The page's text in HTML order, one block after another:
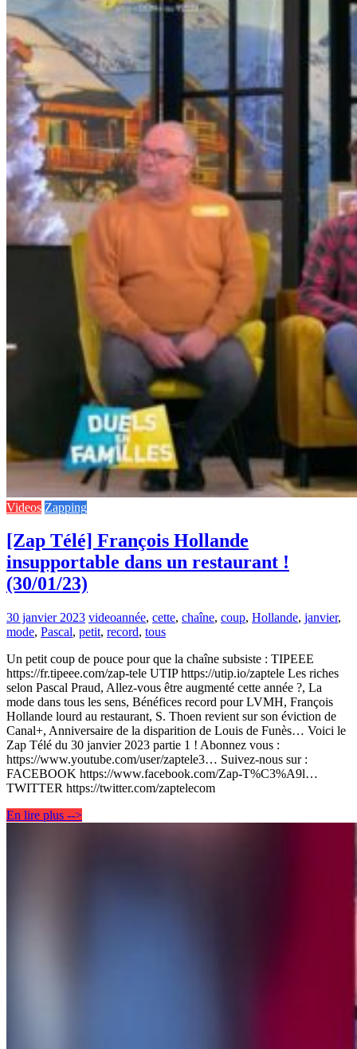
Videos Zapping
[Zap Télé] François Hollande
insupportable dans un restaurant !
(30/01/23)
30 janvier 2023 videoannée, cette, chaîne, coup, Hollande, janvier,
mode, Pascal, petit, record, tous
Un petit coup de pouce pour que la chaîne subsiste : TIPEEE
https://fr.tipeee.com/zap-tele UTIP https://utip.io/zaptele Les riches
selon Pascal Praud, Allez-vous être augmenté cette année ?, La
mode dans tous les sens, Bénéfices record pour LVMH, François
Hollande lourd au restaurant, S. Thoen revient sur son éviction de
Canal+, Anniversaire de la disparition de Louis de Funès… Voici le
Zap Télé du 30 janvier 2023 partie 1 ! Abonnez vous :
https://www.youtube.com/user/zaptele3… Suivez-nous sur :
FACEBOOK https://www.facebook.com/Zap-T%C3%A9l…
TWITTER https://twitter.com/zaptelecom
En lire plus -->